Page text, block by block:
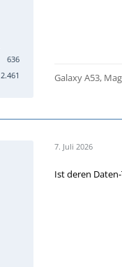
636
2.461 Galaxy A53,
7. Juli 2026
Ist deren